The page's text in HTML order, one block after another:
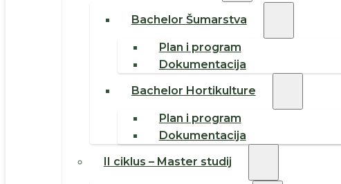
Bachelor Šumarstva
Plan i program
Dokumentacija
Bachelor Hortikulture
Plan i program
Dokumentacija
II ciklus – Master studij